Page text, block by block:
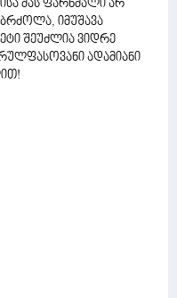
მას ფარხმალი არ
იმუშავა
შეუძლია ვიდრე
ადამიანი